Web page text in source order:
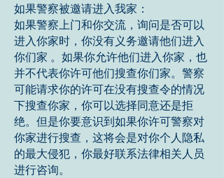
如果警察被邀请进入我家：
如果警察上门和你交流，询问是否可以
进入你家时，你没有义务邀请他们进入
你们家 。如果你允许他们进入你家，也
并不代表你许可他们搜查你们家。警察
可能请求你的许可在没有搜查令的情况
下搜查你家，你可以选择同意还是拒
绝。但是你要意识到如果你许可警察对
你家进行搜查，这将会是对你个人隐私
的最大侵犯，你最好联系法律相关人员
进行咨询。